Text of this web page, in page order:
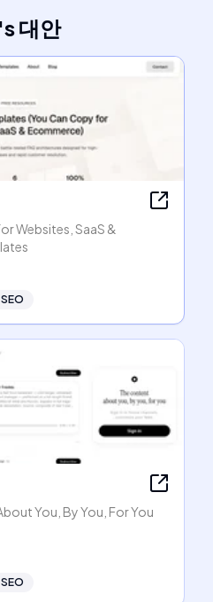
's대안
Websites, SaaS &
You, By You, For You